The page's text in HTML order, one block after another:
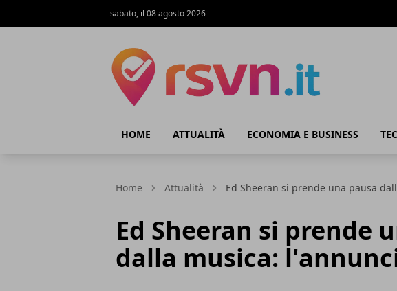
sabato, il 08 agosto 2026
HOME ATTUALITÀ ECONOMIA E BUSINESS
Home Attualità Ed Sheeran si prende una pausa
Ed Sheeran si prende
dalla musica: